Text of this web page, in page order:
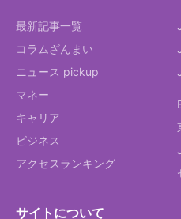
最新記事一覧
コラムざんまい
ニュース pickup
マネー
キャリア
ビジネス
アクセスランキング
サイトについて